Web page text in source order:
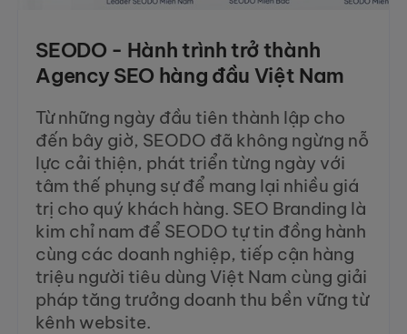
SEODO - Hành trình trở thành
Agency SEO hàng đầu Việt Nam
Từ những ngày đầu tiên thành lập cho
đến bây giờ, SEODO đã không ngừng nỗ
lực cải thiện, phát triển từng ngày với
tâm thế phụng sự để mang lại nhiều giá
trị cho quý khách hàng. SEO Branding là
kim chỉ nam để SEODO tự tin đồng hành
cùng các doanh nghiệp, tiếp cận hàng
triệu người tiêu dùng Việt Nam cùng giải
pháp tăng trưởng doanh thu bền vững từ
kênh website.